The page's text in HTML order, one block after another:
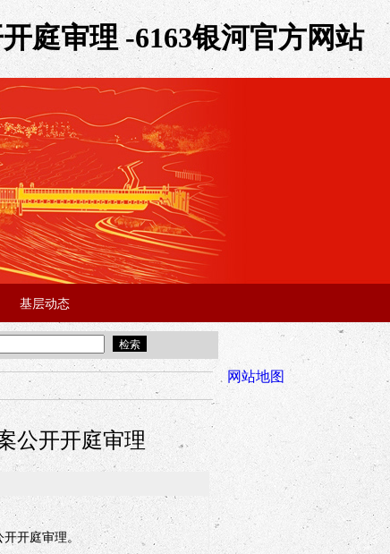
庭审理 -6163银河官方网站
基层动态
招才兴业”事业单位人才引进·北京站面试成绩公告 全市安全
公开开庭审理
开庭审理。
网站地图